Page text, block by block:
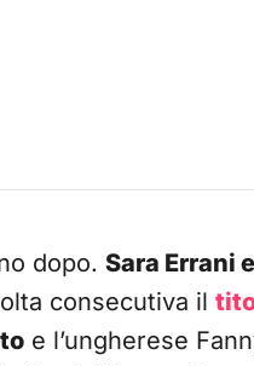
dopo. Sara Errani e
consecutiva il
e l’ungherese